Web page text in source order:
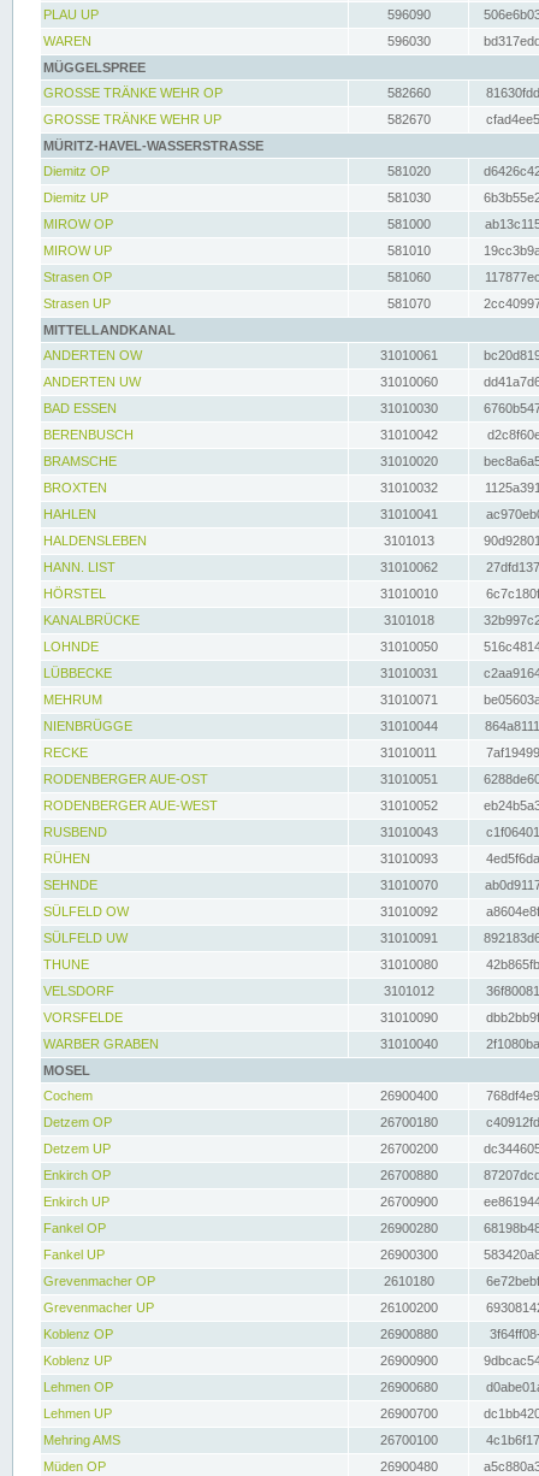
PLAU UP
596090
WAREN
596030
MÜGGELSPREE
GROSSE TRÄNKE WEHR OP
582660
GROSSE TRÄNKE WEHR UP
582670
MÜRITZ-HAVEL-WASSERSTRASSE
Diemitz OP
581020
Diemitz UP
581030
MIROW OP
581000
MIROW UP
581010
Strasen OP
581060
Strasen UP
581070
MITTELLANDKANAL
ANDERTEN OW
31010061
ANDERTEN UW
31010060
BAD ESSEN
31010030
BERENBUSCH
31010042
BRAMSCHE
31010020
BROXTEN
31010032
HAHLEN
31010041
HALDENSLEBEN
3101013
HANN. LIST
31010062
HÖRSTEL
31010010
KANALBRÜCKE
3101018
LOHNDE
31010050
LÜBBECKE
31010031
MEHRUM
31010071
NIENBRÜGGE
31010044
RECKE
31010011
RODENBERGER AUE-OST
31010051
RODENBERGER AUE-WEST
31010052
RUSBEND
31010043
RÜHEN
31010093
SEHNDE
31010070
SÜLFELD OW
31010092
SÜLFELD UW
31010091
THUNE
31010080
VELSDORF
3101012
VORSFELDE
31010090
WARBER GRABEN
31010040
MOSEL
Cochem
26900400
Detzem OP
26700180
Detzem UP
26700200
Enkirch OP
26700880
Enkirch UP
26700900
Fankel OP
26900280
Fankel UP
26900300
Grevenmacher OP
2610180
Grevenmacher UP
26100200
Koblenz OP
26900880
Koblenz UP
26900900
Lehmen OP
26900680
Lehmen UP
26900700
Mehring AMS
26700100
Müden OP
26900480